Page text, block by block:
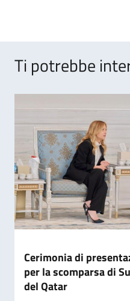
Ti potrebbe
Cerimonia di
per la scomparsa di
del Qatar